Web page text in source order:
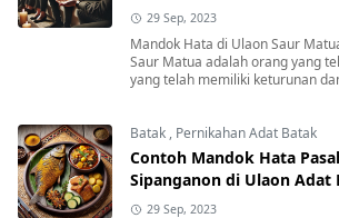
29 Sep, 2023
Mandok Hata di Ulaon Saur
Saur Matua adalah orang yang
yang telah memiliki keturunan
Batak , Pernikahan Adat Batak
Contoh Mandok Hata
Sipanganon di Ulaon Adat
29 Sep, 2023